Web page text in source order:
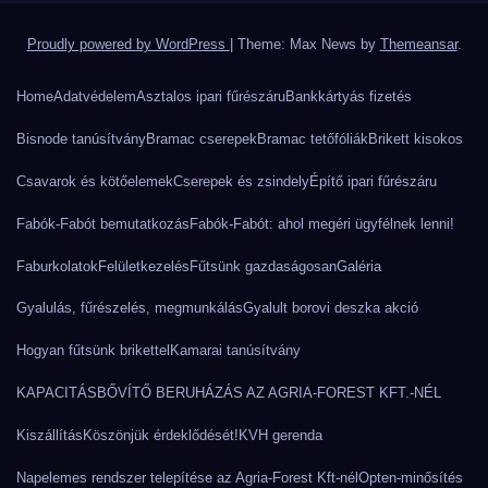
Proudly powered by WordPress Theme: Max News by Themeansar.
HomeAdatvédelemAsztalos ipari fűrészáruBankkártyás fizetés
Bisnode tanúsítványBramac cserepekBramac tetőfóliákBrikett kisokos
Csavarok és kötőelemekCserepek és zsindelyÉpítő ipari fűrészáru
Fabók-Fabót bemutatkozás Fabók-Fabót: ahol megéri ügyfélnek lenni!
FaburkolatokFelületkezelésFűtsünk gazdaságosanGaléria
Gyalulás, fűrészelés, megmunkálásGyalult borovi deszka akció
Hogyan fűtsünk brikettel Kamarai tanúsítvány
KAPACITÁSBŐVÍTŐ BERUHÁZÁS AZ AGRIA-FOREST KFT.-NÉL
KiszállításKöszönjük érdeklődését!KVH gerenda
Napelemes rendszer telepítése az Agria-Forest Kft-nélOpten-minősítés